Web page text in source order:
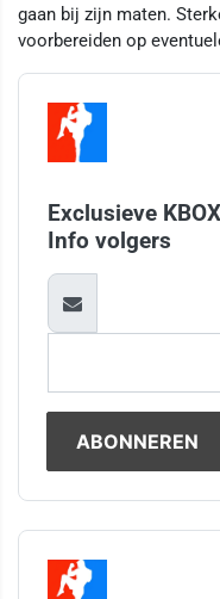
gaan bij zijn maten.
voorbereiden op
Exclusieve
Info volgers